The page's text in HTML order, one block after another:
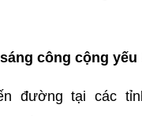
công cộng yếu
đường tại các